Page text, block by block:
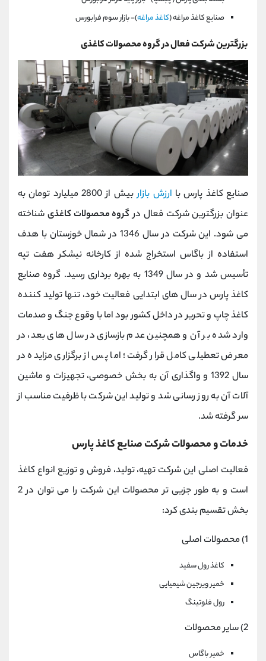
صنايع كاغذ مراغه (كاغذ مراغه)- بازار سوم فرابورس
بزرگترین شرکت فعال در گروه محصولات کاغذی
صنایع کاغذ پارس با ارزش بازار
بیش از 2800 میلیارد تومان به
عنوان بزرگترین شرکت فعال درگروه محصولات کاغذی شناخته
می شود. این شرکت در سال 1346 در شمال خوزستان با هدف
استفاده از باگاس استخراج شده از کارخانه نیشکر هفت تپه
تأسیس شد و در سال 1349 به بهره برداری رسید. گروه صنایع
کاغذ پارس در سال های ابتدایی فعالیت خود، تنها تولید کننده
کاغذ چاپ و تحریر در داخل کشور بود اما با وقوع جنگ و صدمات
وارد شده بر آن و همچنین عدم بازسازی در سال های بعد، در
معرض تعطیلی کامل قرار گرفت؛ اما پس از برگزاری مزایده در
سال 1392 و واگذاری آن به بخش خصوصی، تجهیزات و ماشین
آلات آن به روز رسانی شد و تولید این شرکت با ظرفیت مناسب از
سر گرفته شد.
خدمات و محصولات شرکت صنایع کاغذ پارس
فعالیت اصلی این شرکت تهیه، تولید، فروش و توزیع انواع کاغذ
است و به طور جزیی تر محصولات این شرکت را می توان در 2
بخش تقسیم بندی کرد:
1) محصولات اصلی
کاغذ رول سفید
خمیر ویرجین شیمیایی
رول فلوتینگ
2) سایر محصولات
خمیر باگاس